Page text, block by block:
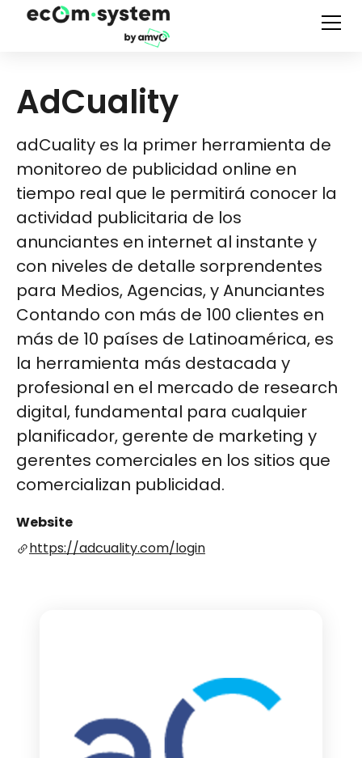
AdCuality
adCuality es la primer herramienta de
monitoreo de publicidad online en
tiempo real que le permitirá conocer la
actividad publicitaria de los
anunciantes en internet al instante y
con niveles de detalle sorprendentes
para Medios, Agencias, y Anunciantes
Contando con más de 100 clientes en
más de 10 países de Latinoamérica, es
la herramienta más destacada y
profesional en el mercado de research
digital, fundamental para cualquier
planificador, gerente de marketing y
gerentes comerciales en los sitios que
comercializan publicidad.
Website
https://adcuality.com/login